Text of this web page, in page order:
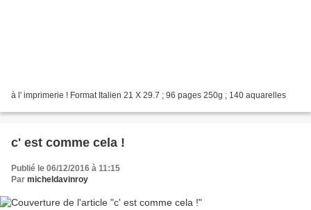
à l' imprimerie ! Format Italien 21 X 29.7 ; 96 pages 250g ; 140 aquarelles
c' est comme cela !
Publié le 06/12/2016 à 11:15
Par micheldavinroy